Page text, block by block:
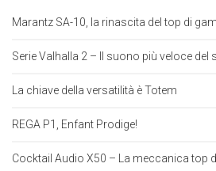
Marantz SA-10, la rinascita del top di
Serie Valhalla 2 – Il suono più veloce del
La chiave della versatilità è Totem
REGA P1, Enfant Prodige!
Cocktail Audio X50 – La meccanica top